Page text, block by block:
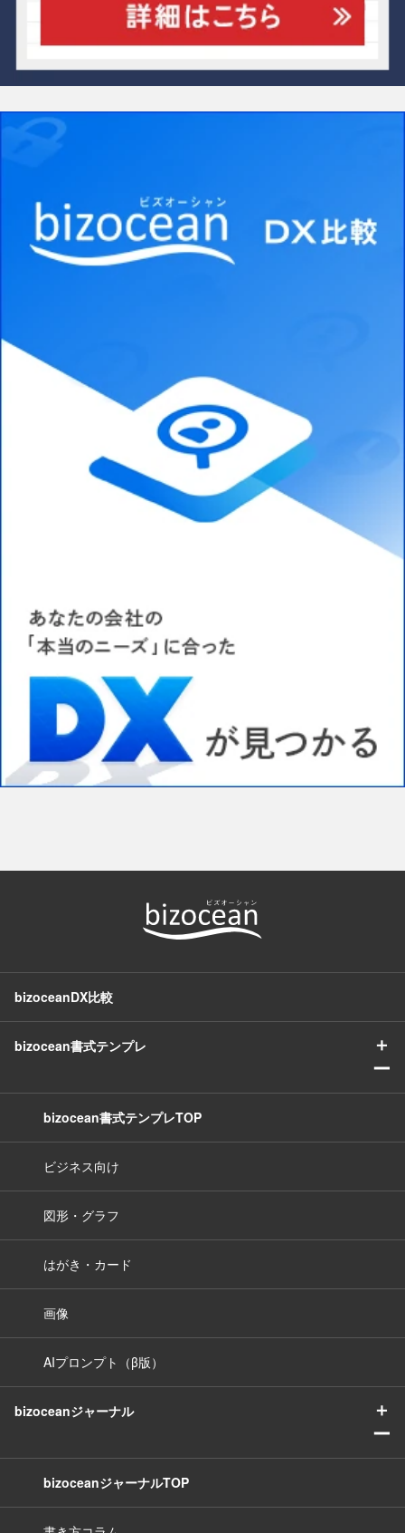
bizoceanDX比較
bizocean書式テンプレ
＋
ー
bizocean書式テンプレTOP
ビジネス向け
図形・グラフ
はがき・カード
画像
AIプロンプト（β版）
bizoceanジャーナル
＋
ー
bizoceanジャーナルTOP